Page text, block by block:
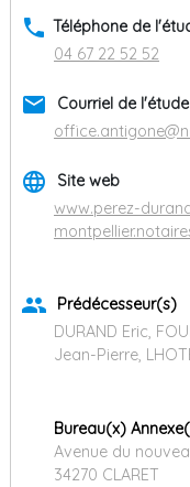
phone Téléphone de
04 67 22 52 52
email
Courriel de l'étude
language
Site web
www.perez-
group
Prédécesseur(s)
DURAND Eric,
Jean-Pierre,
Bureau(x)
Avenue du
34270 CLARET